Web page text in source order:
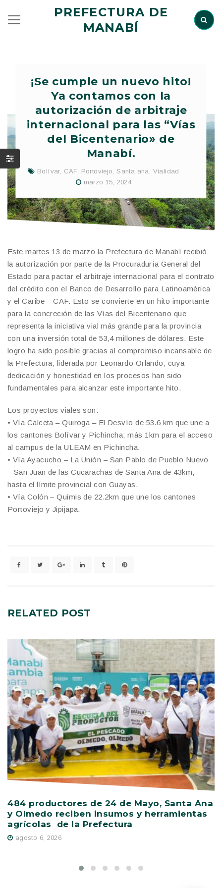
PREFECTURA DE
MANABÍ
¡Se cumple un nuevo hito!
Ya contamos con la
autorización de arbitraje
internacional para las “Vías
del Bicentenario» de
Manabí.
Bolívar, CAF Portoviejo ,Santa ana
Vialidad
marzo 15, 2024
Este martes 13 de marzo la Prefectura de Manabí recibió
la autorización por parte de la Procuraduría General del
Estado para pactar el arbitraje internacional para el contrato
del crédito con el Banco de Desarrollo para Latinoamérica
y el Caribe – CAF. Esto se convierte en un hito importante
para la concreción de las Vías del Bicentenario que
representa la iniciativa vial más grande para la provincia
con una inversión total de 53,4 millones de dólares. Este
logro ha sido posible gracias al compromiso incansable de
la Prefectura, liderada por Leonardo Orlando, cuya
dedicación y honestidad en los procesos han sido
fundamentales para alcanzar este importante hito.
Los proyectos viales son:
• Vía Calceta – Quiroga – El Desvío de 53.6 km que une a
los cantones Bolívar y Pichincha; más 1km para el acceso
al campus de la ULEAM en Pichincha.
• Vía Ayacucho – La Unión – San Pablo de Pueblo Nuevo
– San Juan de las Cucarachas de Santa Ana de 43km,
hasta el límite provincial con Guayas.
• Vía Colón – Quimis de 22.2km que une los cantones
Portoviejo y Jipijapa.
RELATED POST
484 productores de 24 de Mayo, Santa Ana
y Olmedo reciben insumos y herramientas
agrícolas de la Prefectura
agosto 6, 2026